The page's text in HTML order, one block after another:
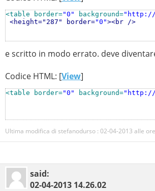
<table border="0" background="http://
<height="287" border="0"><br />
e scritto in modo errato. deve
Codice HTML: [View]
<table border="0" background="http://
Ultima modifica di stefanodurso : 02-04-2013 alle ore
said:
02-04-2013 14.26.02